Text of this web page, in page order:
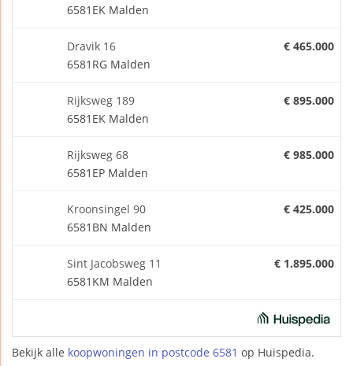
6581EK Malden
Dravik 16
6581RG Malden
€ 465.000
Rijksweg 189
6581EK Malden
€ 895.000
Rijksweg 68
6581EP Malden
€ 985.000
Kroonsingel 90
6581BN Malden
€ 425.000
Sint Jacobsweg 11
6581KM Malden
€ 1.895.000
Bekijk alle koopwoningen in postcode 6581 op Huispedia.